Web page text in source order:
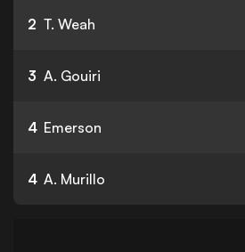
2 T. Weah
3 A. Gouiri
4 Emerson
4 A. Murillo